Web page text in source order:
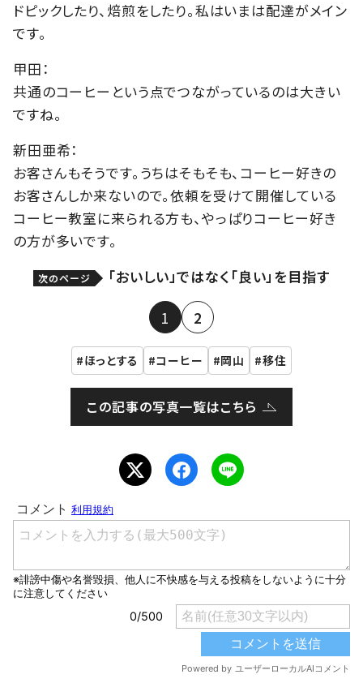
ドピックしたり、焙煎をしたり。私はいまは配達がメイン
です。
甲田：
共通のコーヒーという点でつながっているのは大きい
ですね。
新田亜希：
お客さんもそうです。うちはそもそも、コーヒー好きの
お客さんしか来ないので。依頼を受けて開催している
コーヒー教室に来られる方も、やっぱりコーヒー好き
の方が多いです。
次のページ 「おいしい」ではなく「良い」を目指す
1 2
ほっとする コーヒー 岡山 移住
この記事の写真一覧はこちら